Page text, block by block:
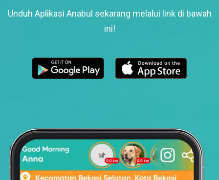
Unduh Aplikasi Anabul sekarang melalui link di bawah
ini!